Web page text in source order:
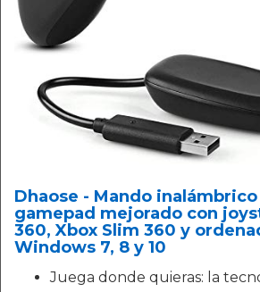
Dhaose - Mando inalámbrico
gamepad mejorado con
360, Xbox Slim 360 y
Windows 7, 8 y 10
Juega donde quieras: la